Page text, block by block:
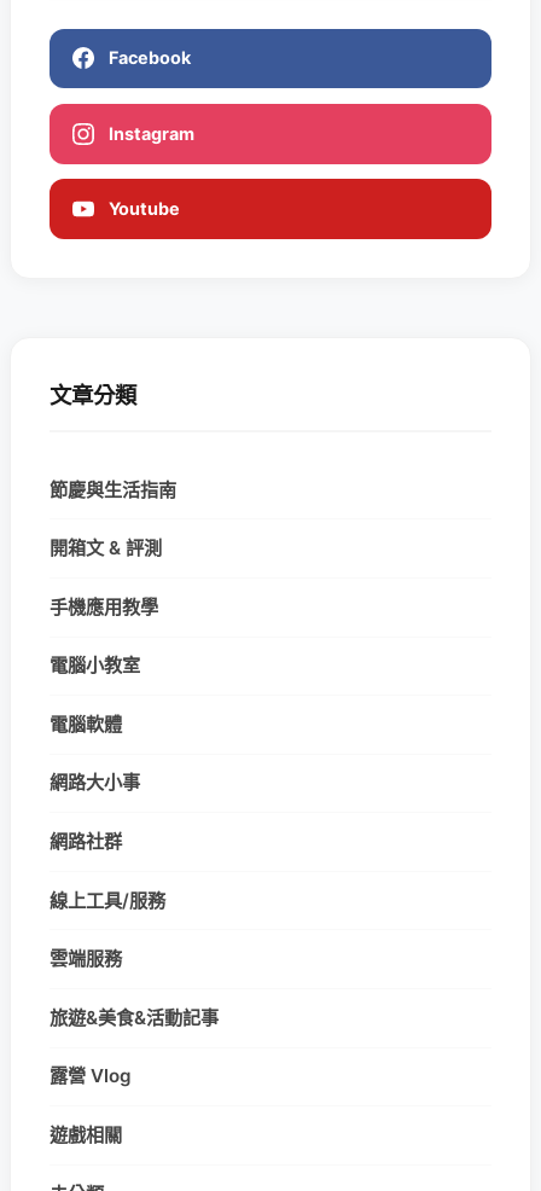
Facebook
Instagram
Youtube
文章分類
節慶與生活指南
開箱文 & 評測
手機應用教學
電腦小教室
電腦軟體
網路大小事
網路社群
線上工具/服務
雲端服務
旅遊&美食&活動記事
露營 Vlog
遊戲相關